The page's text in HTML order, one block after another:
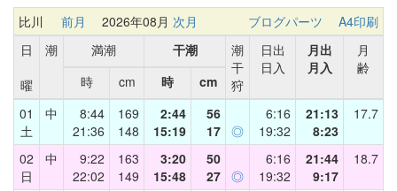
比川 前月 2026年08月 次月 ブログパーツ
A4印刷
日
曜
潮 満潮 干潮
潮
干
狩
日出
日入
月出
月入
月
齢
時
cm 時
cm
01
土
中
8:44
21:36
169
148
2:44
15:19
56
17 ◎
6:16
19:32
21:13
8:23
17.7
02
日
中
9:22
22:02
163
149
3:20
15:48
50
27 ◎
6:16
19:32
21:44
9:17
18.7